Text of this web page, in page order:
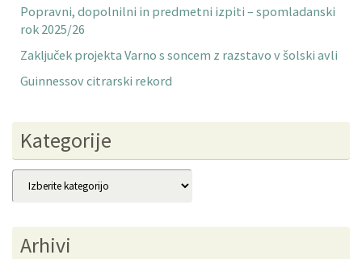
Popravni, dopolnilni in predmetni izpiti – spomladanski
rok 2025/26
Zaključek projekta Varno s soncem z razstavo v šolski avli
Guinnessov citrarski rekord
Kategorije
Kategorije
Arhivi